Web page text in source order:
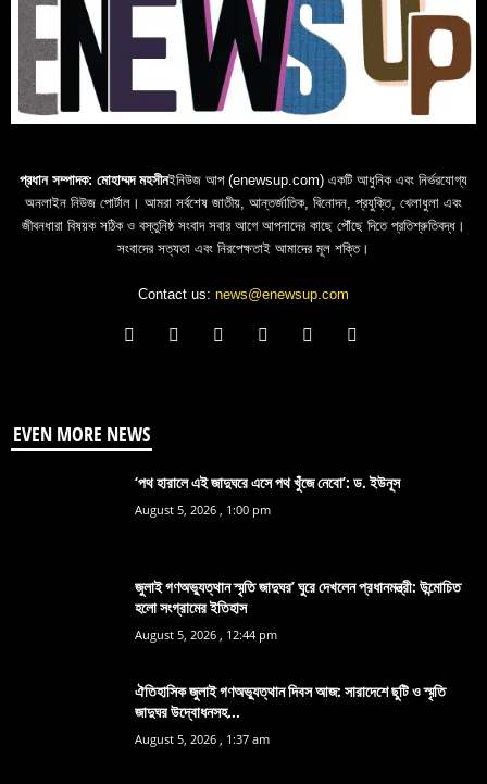
প্রধান সম্পাদক: মোহাম্মদ মহসীনইনিউজ আপ (enewsup.com) একটি আধুনিক এবং নির্ভরযোগ্য
অনলাইন নিউজ পোর্টাল। আমরা সর্বশেষ জাতীয়, আন্তর্জাতিক, বিনোদন, প্রযুক্তি, খেলাধুলা এবং
জীবনধারা বিষয়ক সঠিক ও বস্তুনিষ্ঠ সংবাদ সবার আগে আপনাদের কাছে পৌঁছে দিতে প্রতিশ্রুতিবদ্ধ।
সংবাদের সত্যতা এবং নিরপেক্ষতাই আমাদের মূল শক্তি।
Contact us: news@enewsup.com
EVEN MORE NEWS
‘পথ হারালে এই জাদুঘরে এসে পথ খুঁজে নেবো’: ড. ইউনূস
August 5, 2026 , 1:00 pm
জুলাই গণঅভ্যুত্থান স্মৃতি জাদুঘর’ ঘুরে দেখলেন প্রধানমন্ত্রী: উন্মোচিত
হলো সংগ্রামের ইতিহাস
August 5, 2026 , 12:44 pm
ঐতিহাসিক জুলাই গণঅভ্যুত্থান দিবস আজ: সারাদেশে ছুটি ও স্মৃতি
জাদুঘর উদ্বোধনসহ...
August 5, 2026 , 1:37 am